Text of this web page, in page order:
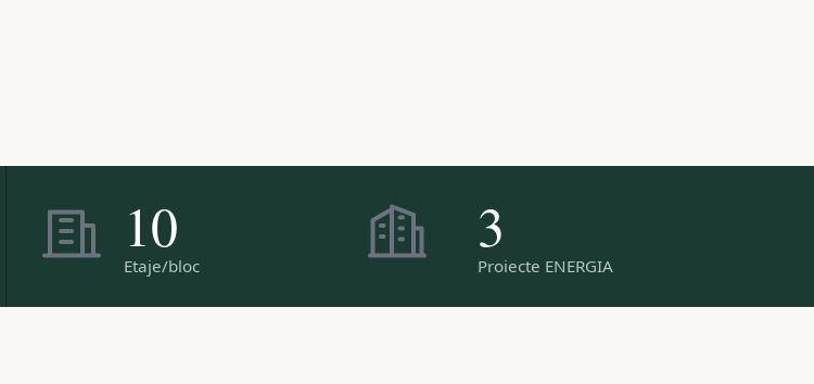
10
Etaje/bloc
3
Proiecte ENERGIA